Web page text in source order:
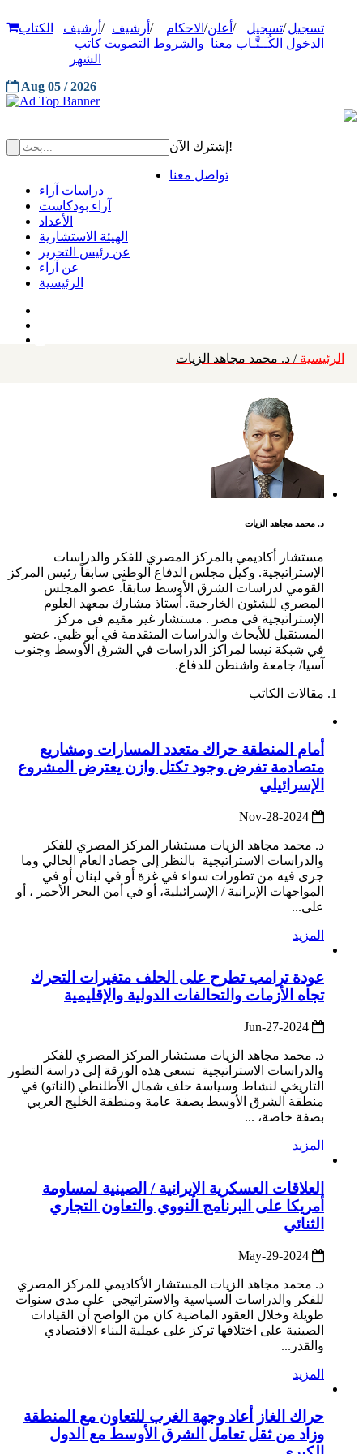
تسجيل
الدخول
/تسجيل
الكُــتَّـاب
/ أعلن
معنا
/ الاحكام
والشروط
/ أرشيف
التصويت
/ أرشيف
كاتب
الشهر
الكتاب
Aug 05 / 2026
إشترك الآن!
تواصل معنا
دراسات آراء
آراء بودكاست
الأعداد
الهيئة الاستشارية
عن رئيس التحرير
عن آراء
الرئيسية
الرئيسية / د. محمد مجاهد الزيات
د. محمد مجاهد الزيات
مستشار أكاديمي بالمركز المصري للفكر والدراسات
الإستراتيجية. وكيل مجلس الدفاع الوطني سابقاً رئيس المركز
القومي لدراسات الشرق الأوسط سابقاً. عضو المجلس
المصري للشئون الخارجية. أستاذ مشارك بمعهد العلوم
الإستراتيجية في مصر . مستشار غير مقيم في مركز
المستقبل للأبحاث والدراسات المتقدمة في أبو ظبي. عضو
في شبكة نيسا لمراكز الدراسات في الشرق الأوسط وجنوب
آسيا/ جامعة واشنطن للدفاع.
مقالات الكاتب
أمام المنطقة حراك متعدد المسارات ومشاريع
متصادمة تفرض وجود تكتل وازن يعترض المشروع
الإسرائيلي
د. محمد مجاهد الزيات مستشار المركز المصري للفكر
والدراسات الاستراتيجية بالنظر إلى حصاد العام الحالي وما
جرى فيه من تطورات سواء في غزة أو في لبنان أو في
المواجهات الإيرانية / الإسرائيلية، أو في أمن البحر الأحمر ، أو
على...
المزيد
عودة ترامب تطرح على الحلف متغيرات التحرك
تجاه الأزمات والتحالفات الدولية والإقليمية
د. محمد مجاهد الزيات مستشار المركز المصري للفكر
والدراسات الاستراتيجية تسعى هذه الورقة إلى دراسة التطور
التاريخي لنشاط وسياسة حلف شمال الأطلنطي (الناتو) في
منطقة الشرق الأوسط بصفة عامة ومنطقة الخليج العربي
بصفة خاصة، ...
المزيد
العلاقات العسكرية الإيرانية / الصينية لمساومة
أمريكا على البرنامج النووي والتعاون التجاري
الثنائي
د. محمد مجاهد الزيات المستشار الأكاديمي للمركز المصري
للفكر والدراسات السياسية والاستراتيجي على مدى سنوات
طويلة وخلال العقود الماضية كان من الواضح أن القيادات
الصينية على اختلافها تركز على عملية البناء الاقتصادي
والقدر...
المزيد
حراك الغاز أعاد وجهة الغرب للتعاون مع المنطقة
وزاد من ثقل تعامل الشرق الأوسط مع الدول